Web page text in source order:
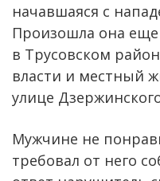
начавшаяся с
Произошла она еще
в Трусовском
власти и местный
улице
Мужчине не
требовал от него